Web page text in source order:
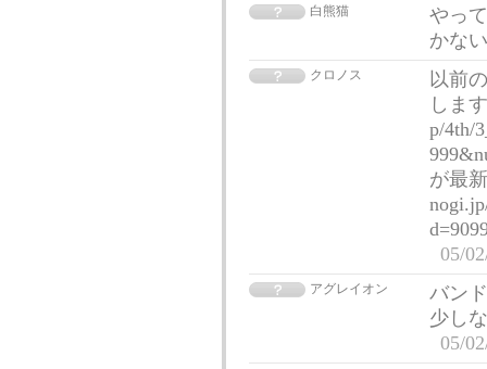
白熊猫
やっ
かな
クロノス
以前
しま
p/4th/
が最
05/
アグレイオン
バン
少し
05/